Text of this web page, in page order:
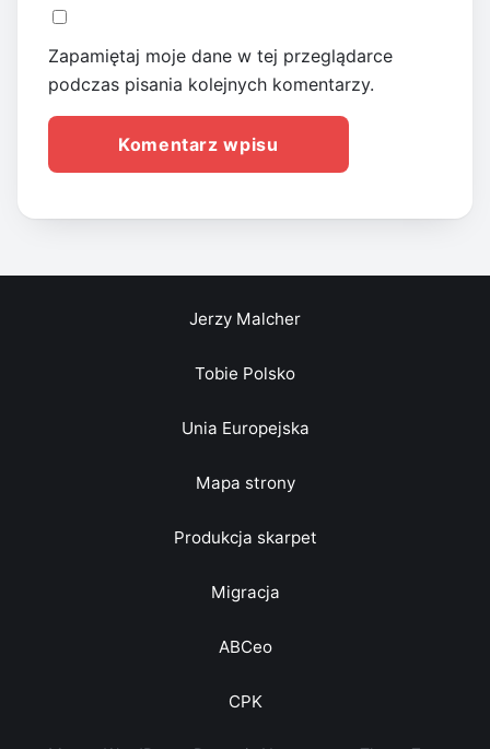
Zapamiętaj moje dane w tej przeglądarce
podczas pisania kolejnych komentarzy.
Jerzy Malcher
Tobie Polsko
Unia Europejska
Mapa strony
Produkcja skarpet
Migracja
ABCeo
CPK